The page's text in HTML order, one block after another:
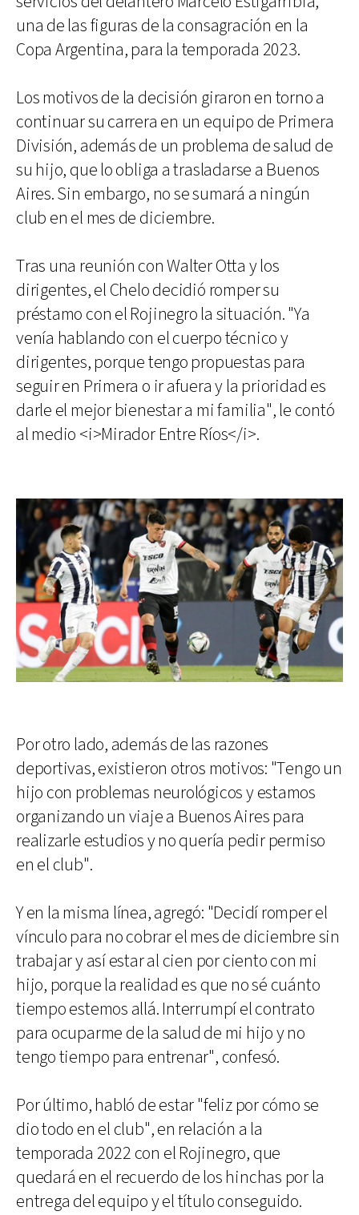
una de las figuras de la consagración en la
Copa Argentina, para la temporada 2023.
Los motivos de la decisión giraron en torno a
continuar su carrera en un equipo de Primera
División, además de un problema de salud de
su hijo, que lo obliga a trasladarse a Buenos
Aires. Sin embargo, no se sumará a ningún
club en el mes de diciembre.
Tras una reunión con Walter Otta y los
dirigentes, el Chelo decidió romper su
préstamo con el Rojinegro la situación. "Ya
venía hablando con el cuerpo técnico y
dirigentes, porque tengo propuestas para
seguir en Primera o ir afuera y la prioridad es
darle el mejor bienestar a mi familia", le contó
al medio <i>Mirador Entre Ríos</i>.
Por otro lado, además de las razones
deportivas, existieron otros motivos: "Tengo un
hijo con problemas neurológicos y estamos
organizando un viaje a Buenos Aires para
realizarle estudios y no quería pedir permiso
en el club".
Y en la misma línea, agregó: "Decidí romper el
vínculo para no cobrar el mes de diciembre sin
trabajar y así estar al cien por ciento con mi
hijo, porque la realidad es que no sé cuánto
tiempo estemos allá. Interrumpí el contrato
para ocuparme de la salud de mi hijo y no
tengo tiempo para entrenar", confesó.
Por último, habló de estar "feliz por cómo se
dio todo en el club", en relación a la
temporada 2022 con el Rojinegro, que
quedará en el recuerdo de los hinchas por la
entrega del equipo y el título conseguido.